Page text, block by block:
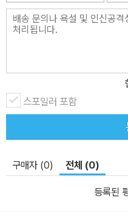
스포일러 포함
구매자 (0) 전체 (0)
등록된